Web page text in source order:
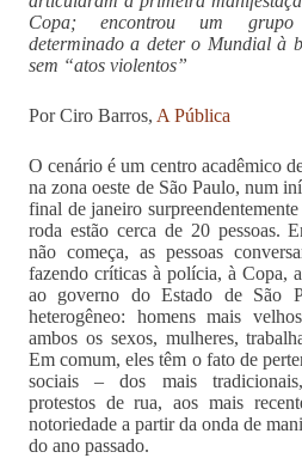
Copa; encontrou um grupo
determinado a deter o Mundial à
sem “atos violentos”
Por Ciro Barros, A Pública
O cenário é um centro acadêmico
na zona oeste de São Paulo, num
final de janeiro surpreendentemente
roda estão cerca de 20 pessoas.
não começa, as pessoas
fazendo críticas à polícia, à Copa,
ao governo do Estado de São
heterogêneo: homens mais
ambos os sexos, mulheres,
Em comum, eles têm o fato de
sociais – dos mais
protestos de rua, aos mais
notoriedade a partir da onda de
do ano passado.